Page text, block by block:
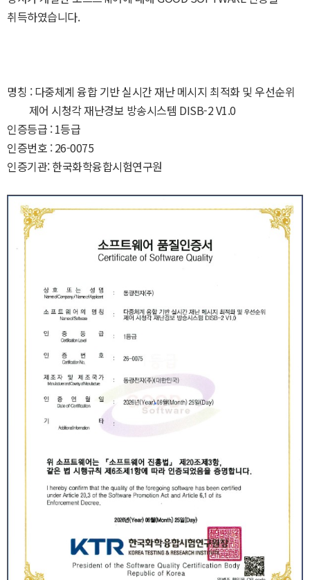
취득하였습니다.
명칭 : 다중체계 융합 기반 실시간 재난 메시지 최적화 및 우선순위
제어 시청각 재난경보 방송시스템 DISB-2 V1.0
인증등급 : 1등급
인증번호 : 26-0075
인증기관: 한국화학융합시험연구원